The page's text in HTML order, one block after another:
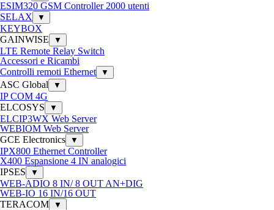
ESIM320 GSM Controller 2000 utenti
SELAX
▼
KEYBOX
GAINWISE
▼
LTE Remote Relay Switch
Accessori e Ricambi
Controlli remoti Ethernet
▼
ASC Global ▼
IP COM 4G
ELCOSYS
▼
ELCIP3WX Web Server
WEBIOM Web Server
GCE Electronics
▼
IPX800 Ethernet Controller
X400 Espansione 4 IN analogici
IPSES
▼
WEB-ADIO 8 IN/ 8 OUT AN+DIG
WEB-IO 16 IN/16 OUT
TERACOM
▼